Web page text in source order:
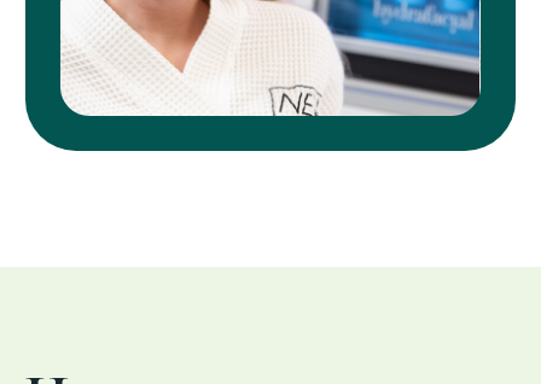
омоложения: с осветляющим
эффектом, факторами роста и для
пролонгации результата после
инъекций Botox — в зависимости
от задачи, которую нужно решить.
которому кожа становится